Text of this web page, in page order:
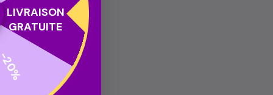
LIVRAISON
GRATUITE
-20%